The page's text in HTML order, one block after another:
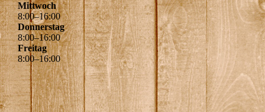
Mittwoch
8:00–16:00
Donnerstag
8:00–16:00
Freitag
8:00–16:00